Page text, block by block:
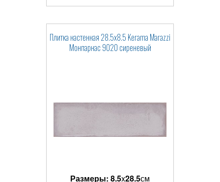
Плитка настенная 28.5x8.5 Kerama Marazzi
Монпарнас 9020 сиреневый
Размеры: 8.5x28.5см